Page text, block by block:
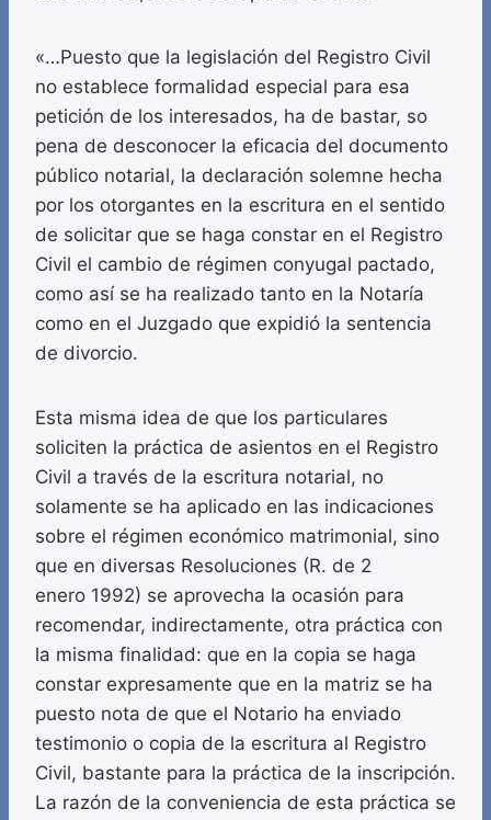
«…Puesto que la legislación del Registro Civil
no establece formalidad especial para esa
petición de los interesados, ha de bastar, so
pena de desconocer la eficacia del documento
público notarial, la declaración solemne hecha
por los otorgantes en la escritura en el sentido
de solicitar que se haga constar en el Registro
Civil el cambio de régimen conyugal pactado,
como así se ha realizado tanto en la Notaría
como en el Juzgado que expidió la sentencia
de divorcio.
Esta misma idea de que los particulares
soliciten la práctica de asientos en el Registro
Civil a través de la escritura notarial, no
solamente se ha aplicado en las indicaciones
sobre el régimen económico matrimonial, sino
que en diversas Resoluciones (R. de 2
enero 1992) se aprovecha la ocasión para
recomendar, indirectamente, otra práctica con
la misma finalidad: que en la copia se haga
constar expresamente que en la matriz se ha
puesto nota de que el Notario ha enviado
testimonio o copia de la escritura al Registro
Civil, bastante para la práctica de la inscripción.
La razón de la conveniencia de esta práctica se